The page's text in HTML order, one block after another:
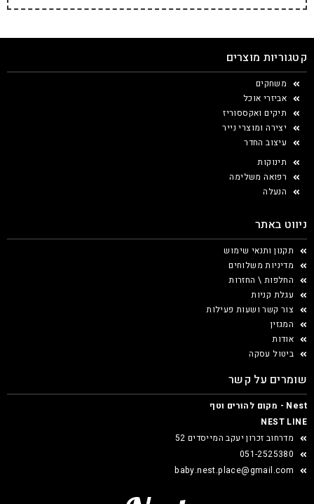
קטגוריות מוצרים
משחקים
אביזרי אוכל
תיקים ואקססוריז
יצירה ומוצרי נייר
עיצוב החדר
תינוקות
רפואה משלימה
הנעלה
ניווט באתר
תקנון ותנאי שימוש
מדיניות משלוחים
החלפות \ החזרות
עגלת קניות
צור קשר ושעות פעילות
המגזין
אודות
ביטול עסקה
שומרים על קשר
Nest - מקום להורים וטף
NEST LINE
מדרחוב זכרון יעקב המייסדים 52
051-2525380
baby.nest.place@gmail.com